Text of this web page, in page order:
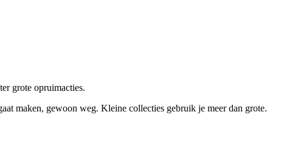
grote opruimacties.
maken, gewoon weg. Kleine collecties gebruik je meer dan grote.